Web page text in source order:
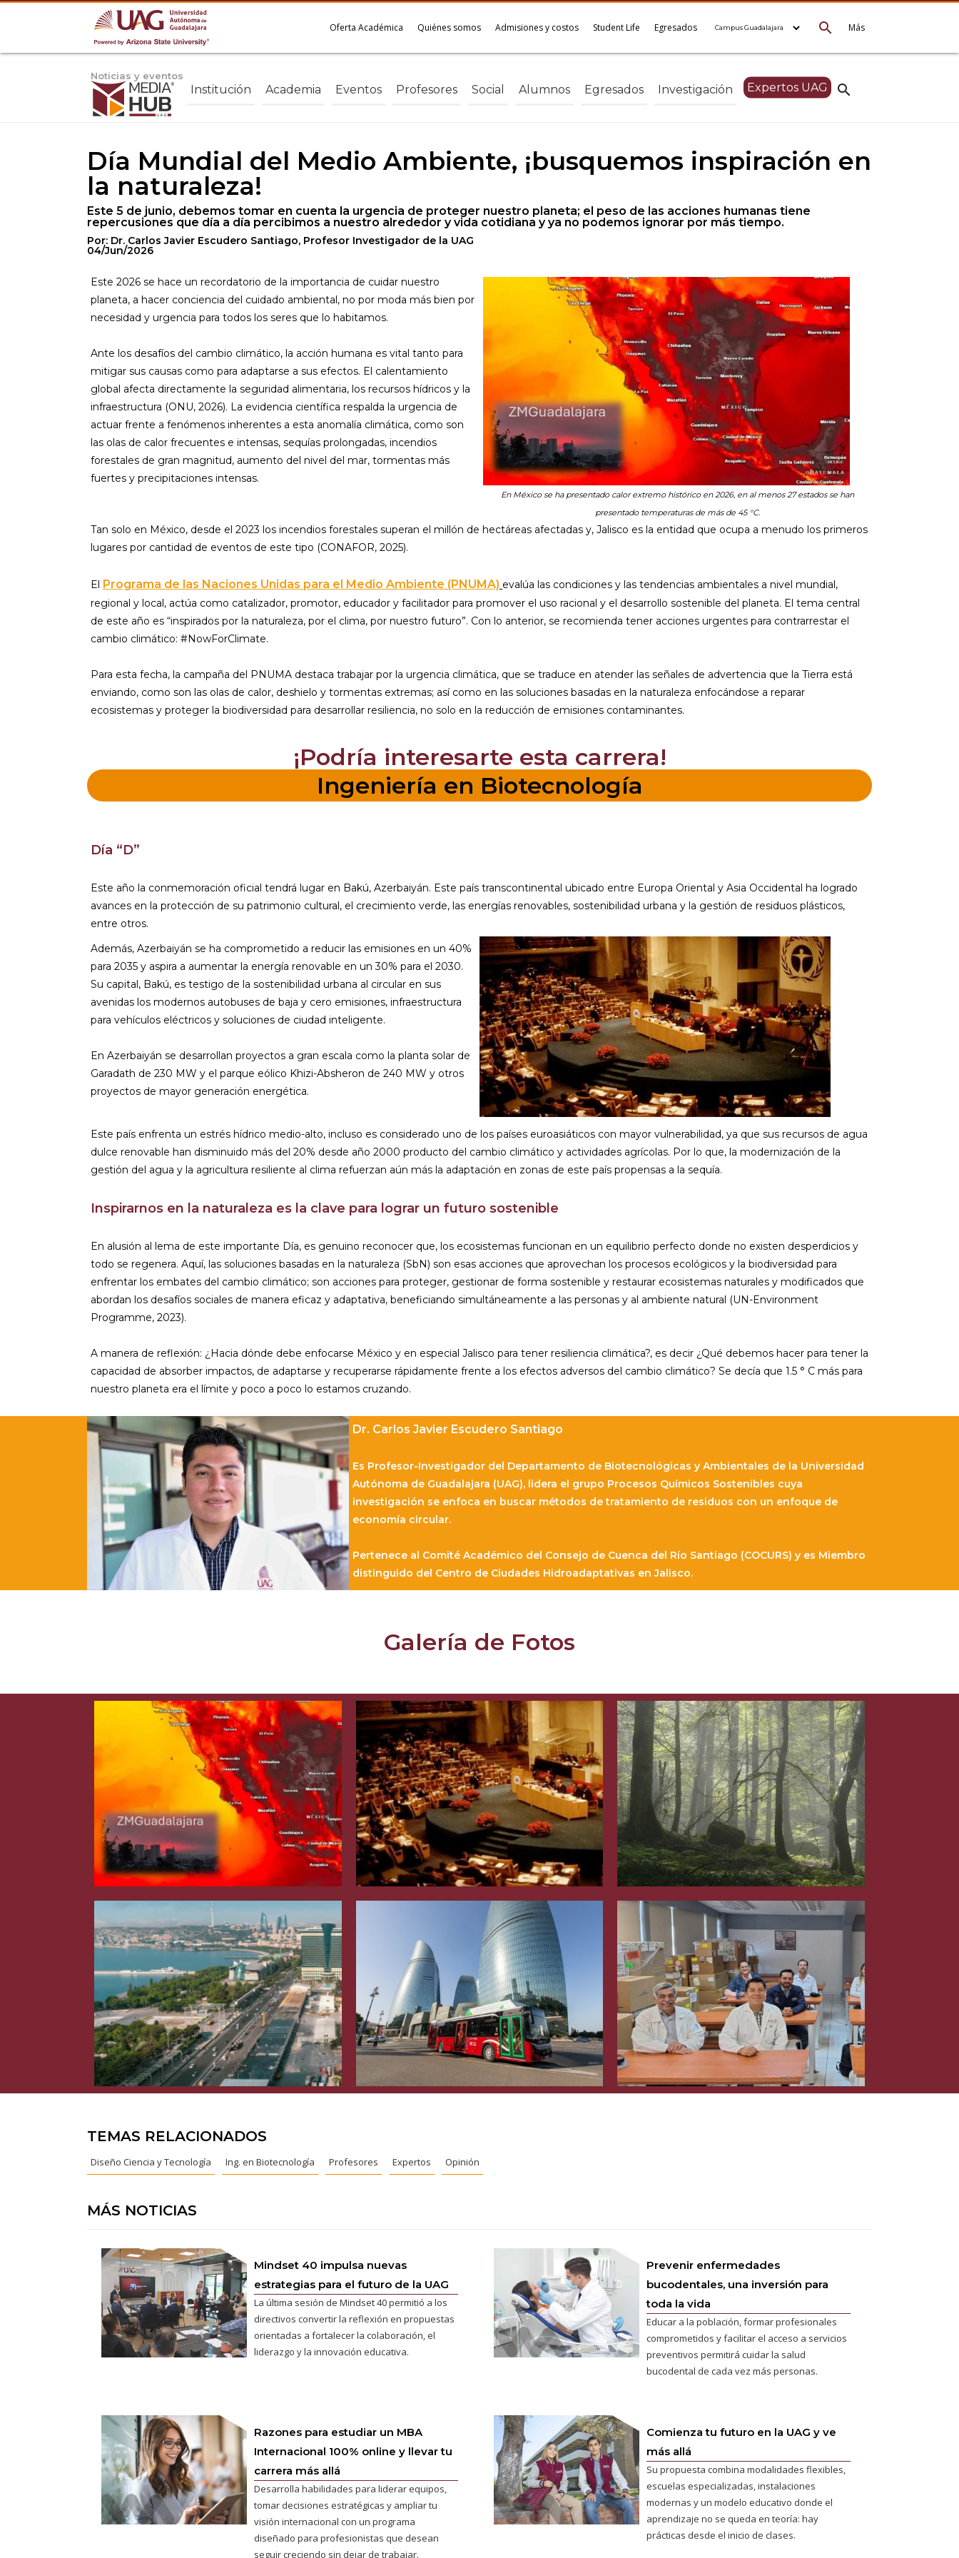
Más
search
Oferta Académica Quiénes somos Admisiones y costos Student Life Egresados
Noticias y eventos
search
Institución Academia Eventos Profesores Social Alumnos Egresados Investigación Expertos UAG
Día Mundial del Medio Ambiente, ¡busquemos inspiración en
la naturaleza!
Este 5 de junio, debemos tomar en cuenta la urgencia de proteger nuestro planeta; el peso de las acciones humanas tiene
repercusiones que día a día percibimos a nuestro alrededor y vida cotidiana y ya no podemos ignorar por más tiempo.
Por: Dr. Carlos Javier Escudero Santiago, Profesor Investigador de la UAG
04/Jun/2026
Este 2026 se hace un recordatorio de la importancia de cuidar nuestro
planeta, a hacer conciencia del cuidado ambiental, no por moda más bien por
necesidad y urgencia para todos los seres que lo habitamos.
Ante los desafíos del cambio climático, la acción humana es vital tanto para
mitigar sus causas como para adaptarse a sus efectos. El calentamiento
global afecta directamente la seguridad alimentaria, los recursos hídricos y la
infraestructura (ONU, 2026). La evidencia científica respalda la urgencia de
actuar frente a fenómenos inherentes a esta anomalía climática, como son
las olas de calor frecuentes e intensas, sequías prolongadas, incendios
forestales de gran magnitud, aumento del nivel del mar, tormentas más
fuertes y precipitaciones intensas.
En México se ha presentado calor extremo histórico en 2026, en al menos 27 estados se han
presentado temperaturas de más de 45 °C.
Tan solo en México, desde el 2023 los incendios forestales superan el millón de hectáreas afectadas y, Jalisco es la entidad que ocupa a menudo los primeros
lugares por cantidad de eventos de este tipo (CONAFOR, 2025).
El Programa de las Naciones Unidas para el Medio Ambiente (PNUMA) evalúa las condiciones y las tendencias ambientales a nivel mundial,
regional y local, actúa como catalizador, promotor, educador y facilitador para promover el uso racional y el desarrollo sostenible del planeta. El tema central
de este año es “inspirados por la naturaleza, por el clima, por nuestro futuro”. Con lo anterior, se recomienda tener acciones urgentes para contrarrestar el
cambio climático: #NowForClimate.
Para esta fecha, la campaña del PNUMA destaca trabajar por la urgencia climática, que se traduce en atender las señales de advertencia que la Tierra está
enviando, como son las olas de calor, deshielo y tormentas extremas; así como en las soluciones basadas en la naturaleza enfocándose a reparar
ecosistemas y proteger la biodiversidad para desarrollar resiliencia, no solo en la reducción de emisiones contaminantes.
¡Podría interesarte esta carrera!
Ingeniería en Biotecnología
Día “D”
Este año la conmemoración oficial tendrá lugar en Bakú, Azerbaiyán. Este país transcontinental ubicado entre Europa Oriental y Asia Occidental ha logrado
avances en la protección de su patrimonio cultural, el crecimiento verde, las energías renovables, sostenibilidad urbana y la gestión de residuos plásticos,
entre otros.
Además, Azerbaiyán se ha comprometido a reducir las emisiones en un 40%
para 2035 y aspira a aumentar la energía renovable en un 30% para el 2030.
Su capital, Bakú, es testigo de la sostenibilidad urbana al circular en sus
avenidas los modernos autobuses de baja y cero emisiones, infraestructura
para vehículos eléctricos y soluciones de ciudad inteligente.
En Azerbaiyán se desarrollan proyectos a gran escala como la planta solar de
Garadath de 230 MW y el parque eólico Khizi-Absheron de 240 MW y otros
proyectos de mayor generación energética.
Este país enfrenta un estrés hídrico medio-alto, incluso es considerado uno de los países euroasiáticos con mayor vulnerabilidad, ya que sus recursos de agua
dulce renovable han disminuido más del 20% desde año 2000 producto del cambio climático y actividades agrícolas. Por lo que, la modernización de la
gestión del agua y la agricultura resiliente al clima refuerzan aún más la adaptación en zonas de este país propensas a la sequía.
Inspirarnos en la naturaleza es la clave para lograr un futuro sostenible
En alusión al lema de este importante Día, es genuino reconocer que, los ecosistemas funcionan en un equilibrio perfecto donde no existen desperdicios y
todo se regenera. Aquí, las soluciones basadas en la naturaleza (SbN) son esas acciones que aprovechan los procesos ecológicos y la biodiversidad para
enfrentar los embates del cambio climático; son acciones para proteger, gestionar de forma sostenible y restaurar ecosistemas naturales y modificados que
abordan los desafíos sociales de manera eficaz y adaptativa, beneficiando simultáneamente a las personas y al ambiente natural (UN-Environment
Programme, 2023).
A manera de reflexión: ¿Hacia dónde debe enfocarse México y en especial Jalisco para tener resiliencia climática?, es decir ¿Qué debemos hacer para tener la
capacidad de absorber impactos, de adaptarse y recuperarse rápidamente frente a los efectos adversos del cambio climático? Se decía que 1.5 ° C más para
nuestro planeta era el límite y poco a poco lo estamos cruzando.
Dr. Carlos Javier Escudero Santiago
Es Profesor-Investigador del Departamento de Biotecnológicas y Ambientales de la Universidad
Autónoma de Guadalajara (UAG), lidera el grupo Procesos Químicos Sostenibles cuya
investigación se enfoca en buscar métodos de tratamiento de residuos con un enfoque de
economía circular.
Pertenece al Comité Académico del Consejo de Cuenca del Río Santiago (COCURS) y es Miembro
distinguido del Centro de Ciudades Hidroadaptativas en Jalisco.
Galería de Fotos
TEMAS RELACIONADOS
Diseño Ciencia y Tecnología Ing. en Biotecnología Profesores Expertos Opinión
MÁS NOTICIAS
Mindset 40 impulsa nuevas
estrategias para el futuro de la UAG
La última sesión de Mindset 40 permitió a los
directivos convertir la reflexión en propuestas
orientadas a fortalecer la colaboración, el
liderazgo y la innovación educativa.
Prevenir enfermedades
bucodentales, una inversión para
toda la vida
Educar a la población, formar profesionales
comprometidos y facilitar el acceso a servicios
preventivos permitirá cuidar la salud
bucodental de cada vez más personas.
Razones para estudiar un MBA
Internacional 100% online y llevar tu
carrera más allá
Desarrolla habilidades para liderar equipos,
tomar decisiones estratégicas y ampliar tu
visión internacional con un programa
diseñado para profesionistas que desean
seguir creciendo sin dejar de trabajar.
Comienza tu futuro en la UAG y ve
más allá
Su propuesta combina modalidades flexibles,
escuelas especializadas, instalaciones
modernas y un modelo educativo donde el
aprendizaje no se queda en teoría: hay
prácticas desde el inicio de clases.